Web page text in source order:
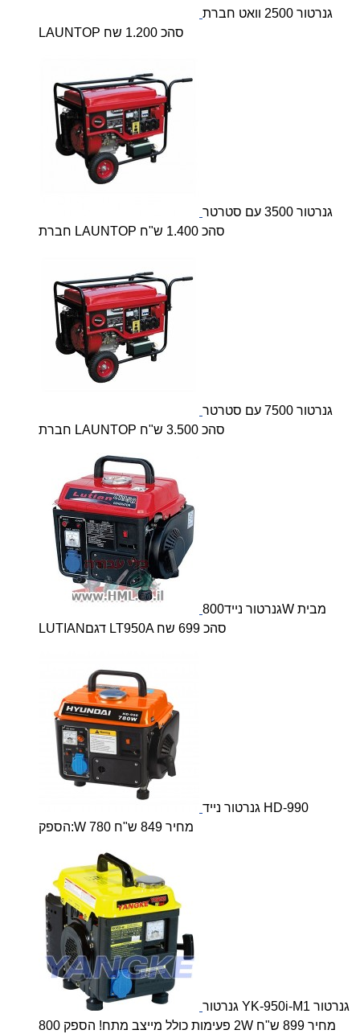
גנרטור 2500 וואט חברת
LAUNTOP סהכ 1.200 שח
גנרטור 3500 עם סטרטר
חברת LAUNTOP סהכ 1.400 ש"ח
גנרטור 7500 עם סטרטר
חברת LAUNTOP סהכ 3.500 ש"ח
גנרטור נייד800W מבית
LUTIANדגם LT950A סהכ 699 שח
גנרטור נייד HD-990
הספק:W 780 מחיר 849 ש"ח
גנרטור YK-950i-M1 גנרטור
2 פעימות כולל מייצב מתח! הספק 800W מחיר 899 ש"ח